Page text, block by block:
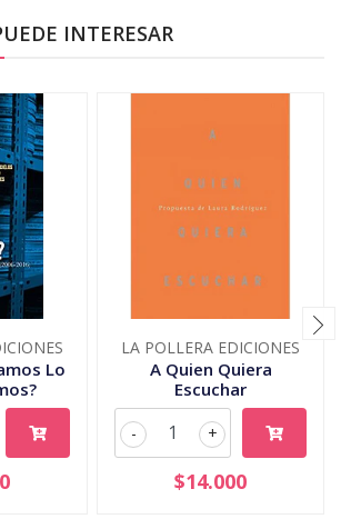
INTERESAR
Lo
LA POLLERA EDICIONES
A Quien Quiera
Escuchar
+
-
$14.000